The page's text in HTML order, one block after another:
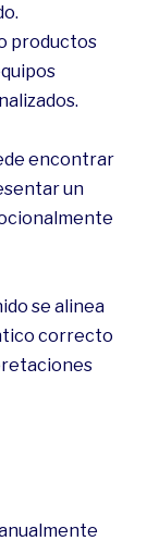
productos
encontrar
un
se alinea
correcto